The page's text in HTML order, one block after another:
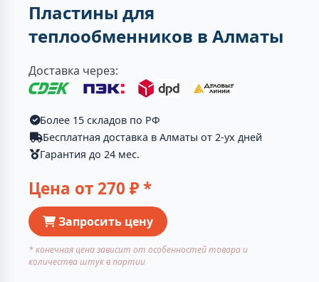
Пластины для
теплообменников в Алматы
Доставка через:
Более 15 складов по РФ
Бесплатная доставка в Алматы от 2-ух дней
Гарантия до 24 мес.
Цена от 270 ₽ *
Запросить цену
* конечная цена зависит от особенностей товара и
количества штук в партии